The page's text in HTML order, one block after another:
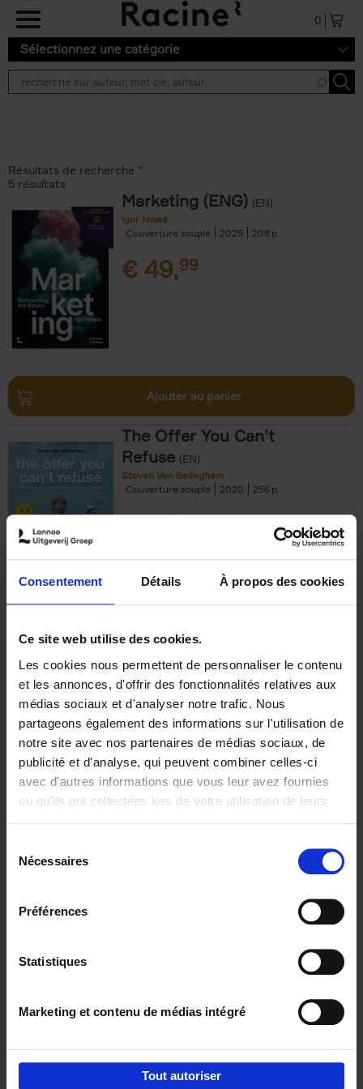
Consentement Détails À propos des cookies
Ce site web utilise des cookies.
Les cookies nous permettent de personnaliser le contenu
et les annonces, d'offrir des fonctionnalités relatives aux
médias sociaux et d'analyser notre trafic. Nous
partageons également des informations sur l'utilisation de
notre site avec nos partenaires de médias sociaux, de
publicité et d'analyse, qui peuvent combiner celles-ci
avec d'autres informations que vous leur avez fournies
ou qu'ils ont collectées lors de votre utilisation de leurs
Nécessaires
Préférences
Statistiques
Marketing et contenu de médias intégré
Tout autoriser
Aller au contenu principal
0
Sélectionnez une catégorie
Résultats de recherche ''
5 résultats
Marketing (ENG) (EN)
Igor Nowé
Couverture souple
2025 208
€ 49,99
Ajouter au panier
The Offer You Can't
Refuse (EN)
Steven Van Belleghem
Couverture souple
2020 256
€37,50
Building Bonds = Building
Business
Jochen Roef Jozefien De Feyter
Carolien Boom
Couverture souple
2025 200
€29,99
Digital marketing like a PRO -
completely revised edition (EN)